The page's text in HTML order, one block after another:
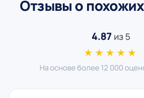
Отзывы о
4.87 из 5
★★★★★
На основе более 12 000